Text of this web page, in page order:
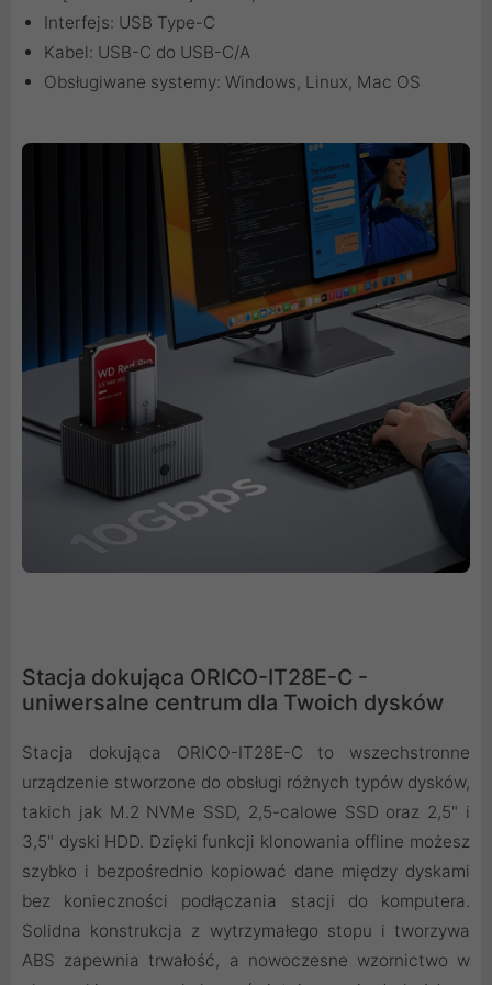
Interfejs: USB Type-C
Kabel: USB-C do USB-C/A
Obsługiwane systemy: Windows, Linux, Mac OS
Stacja dokująca ORICO-IT28E-C -
uniwersalne centrum dla Twoich dysków
Stacja dokująca ORICO-IT28E-C to wszechstronne
urządzenie stworzone do obsługi różnych typów dysków,
takich jak M.2 NVMe SSD, 2,5-calowe SSD oraz 2,5" i
3,5" dyski HDD. Dzięki funkcji klonowania offline możesz
szybko i bezpośrednio kopiować dane między dyskami
bez konieczności podłączania stacji do komputera.
Solidna konstrukcja z wytrzymałego stopu i tworzywa
ABS zapewnia trwałość, a nowoczesne wzornictwo w